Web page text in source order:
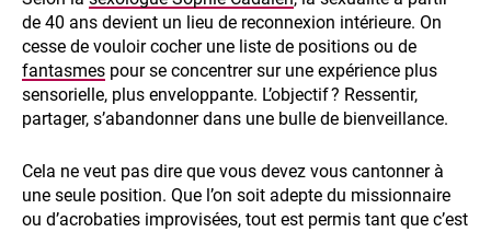
de 40 ans devient un lieu de reconnexion intérieure. On
cesse de vouloir cocher une liste de positions ou de
fantasmes pour se concentrer sur une expérience plus
sensorielle, plus enveloppante. L’objectif ? Ressentir,
partager, s’abandonner dans une bulle de bienveillance.
Cela ne veut pas dire que vous devez vous cantonner à
une seule position. Que l’on soit adepte du missionnaire
ou d’acrobaties improvisées, tout est permis tant que c’est